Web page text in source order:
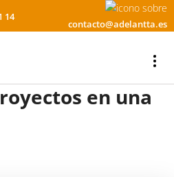
14
contacto@adelantta.es
en una